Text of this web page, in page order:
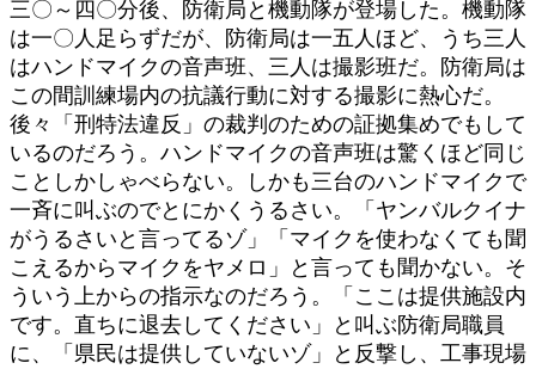
三〇～四〇分後、防衛局と機動隊が登場した。機動隊
は一〇人足らずだが、防衛局は一五人ほど、うち三人
はハンドマイクの音声班、三人は撮影班だ。防衛局は
この間訓練場内の抗議行動に対する撮影に熱心だ。
後々「刑特法違反」の裁判のための証拠集めでもして
いるのだろう。ハンドマイクの音声班は驚くほど同じ
ことしかしゃべらない。しかも三台のハンドマイクで
一斉に叫ぶのでとにかくうるさい。「ヤンバルクイナ
がうるさいと言ってるゾ」「マイクを使わなくても聞
こえるからマイクをヤメロ」と言っても聞かない。そ
ういう上からの指示なのだろう。「ここは提供施設内
です。直ちに退去してください」と叫ぶ防衛局職員
に、「県民は提供していないゾ」と反撃し、工事現場